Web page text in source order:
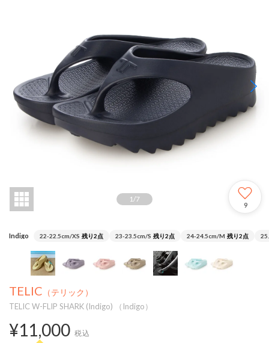
1 /7
9
Indigo 22-22.5cm/XS 残り2点 23-23.5cm/S 残り2点 24-24.5cm/M 残り2点
TELIC （テリック）
TELIC W-FLIP SHARK (Indigo) （Indigo）
¥11,000 税込